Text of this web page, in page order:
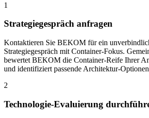
1
Strategiegespräch anfragen
Kontaktieren Sie BEKOM für ein
Strategiegespräch mit Container-Fokus.
bewertet BEKOM die Container-Reife Ihrer
und identifiziert passende Architektur-
2
Technologie-Evaluierung